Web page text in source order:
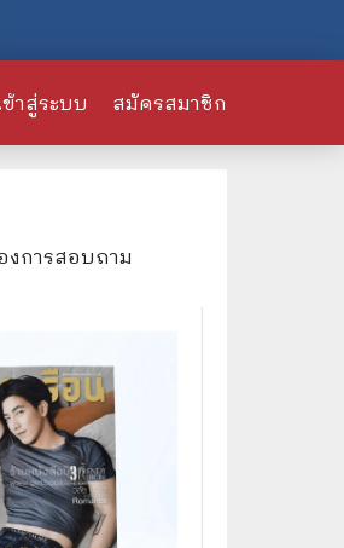
งการสอบถาม
ข้าสู่ระบบ สมัครสมาชิก
Entertainment
Emergency
Graphic Novels
Political